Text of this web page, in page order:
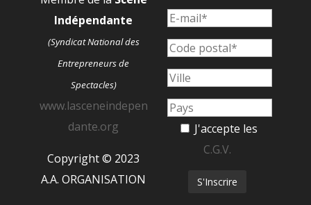
Indépendante
(Syndicat National des
Entrepreneurs de
Spectacles)
www.lasceneindepen
dante.org
Copyright © 2023
A.A. ORGANISATION
J'accepte les
C.G.V.